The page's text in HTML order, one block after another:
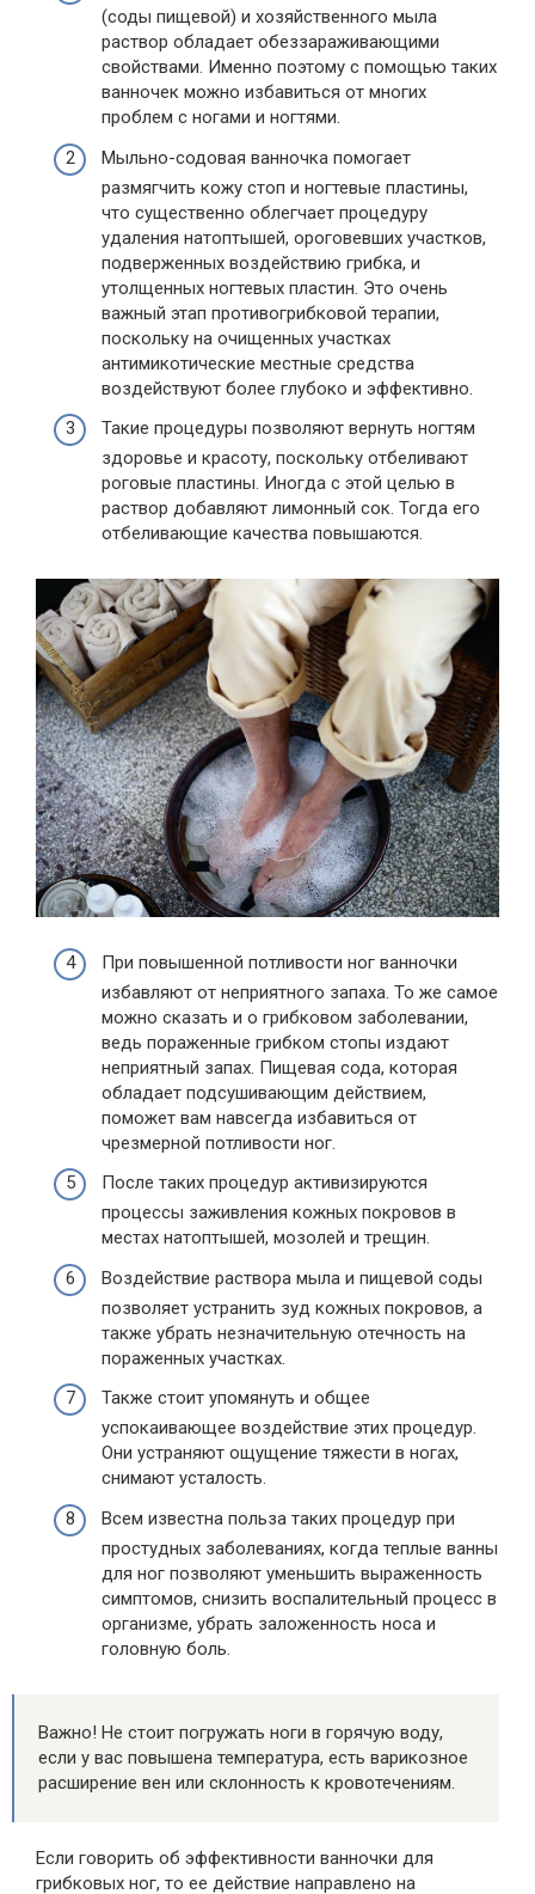
(соды пищевой) и хозяйственного мыла
раствор обладает обеззараживающими
свойствами. Именно поэтому с помощью таких
ванночек можно избавиться от многих
проблем с ногами и ногтями.
Мыльно-содовая ванночка помогает
размягчить кожу стоп и ногтевые пластины,
что существенно облегчает процедуру
удаления натоптышей, ороговевших участков,
подверженных воздействию грибка, и
утолщенных ногтевых пластин. Это очень
важный этап противогрибковой терапии,
поскольку на очищенных участках
антимикотические местные средства
воздействуют более глубоко и эффективно.
Такие процедуры позволяют вернуть ногтям
здоровье и красоту, поскольку отбеливают
роговые пластины. Иногда с этой целью в
раствор добавляют лимонный сок. Тогда его
отбеливающие качества повышаются.
При повышенной потливости ног ванночки
избавляют от неприятного запаха. То же самое
можно сказать и о грибковом заболевании,
ведь пораженные грибком стопы издают
неприятный запах. Пищевая сода, которая
обладает подсушивающим действием,
поможет вам навсегда избавиться от
чрезмерной потливости ног.
После таких процедур активизируются
процессы заживления кожных покровов в
местах натоптышей, мозолей и трещин.
Воздействие раствора мыла и пищевой соды
позволяет устранить зуд кожных покровов, а
также убрать незначительную отечность на
пораженных участках.
Также стоит упомянуть и общее
успокаивающее воздействие этих процедур.
Они устраняют ощущение тяжести в ногах,
снимают усталость.
Всем известна польза таких процедур при
простудных заболеваниях, когда теплые ванны
для ног позволяют уменьшить выраженность
симптомов, снизить воспалительный процесс в
организме, убрать заложенность носа и
головную боль.
Важно! Не стоит погружать ноги в горячую воду,
если у вас повышена температура, есть варикозное
расширение вен или склонность к кровотечениям.
Если говорить об эффективности ванночки для
грибковых ног, то ее действие направлено на